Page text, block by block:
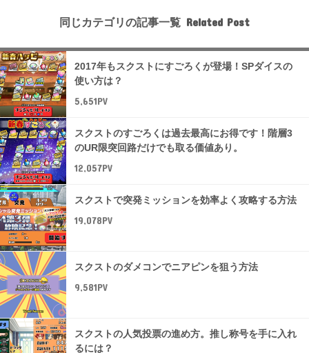
同じカテゴリの記事一覧
2017年もスクストにすごろくが登場！SPダイスの
使い方は？
5,651PV
スクストのすごろくは過去最高にお得です！階層3
のUR限突回路だけでも取る価値あり。
12,057PV
スクストで突発ミッションを効率よく攻略する方法
19,078PV
スクストのダメコンでニアピンを狙う方法
9,581PV
スクストの人気投票の進め方。推し称号を手に入れ
るには？